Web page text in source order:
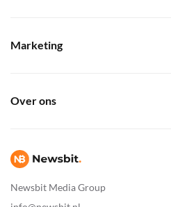
Newsbit Media Group
Marketing
Over ons